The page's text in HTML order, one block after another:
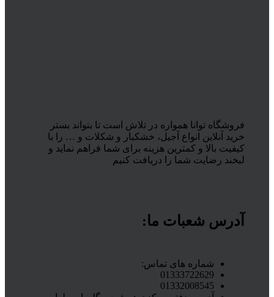
فروشگاه توانا همواره در تلاش است تا بتواند بستر
خرید آنلاین انواع آجیل، خشکبار و شکلات و … را با
کیفیت بالا و کمترین هزینه برای شما فراهم نماید و
لبخند رضایت شما را دریافت کنیم
آدرس شعبات ما:
شماره های تماس:
01333722629
01332008545